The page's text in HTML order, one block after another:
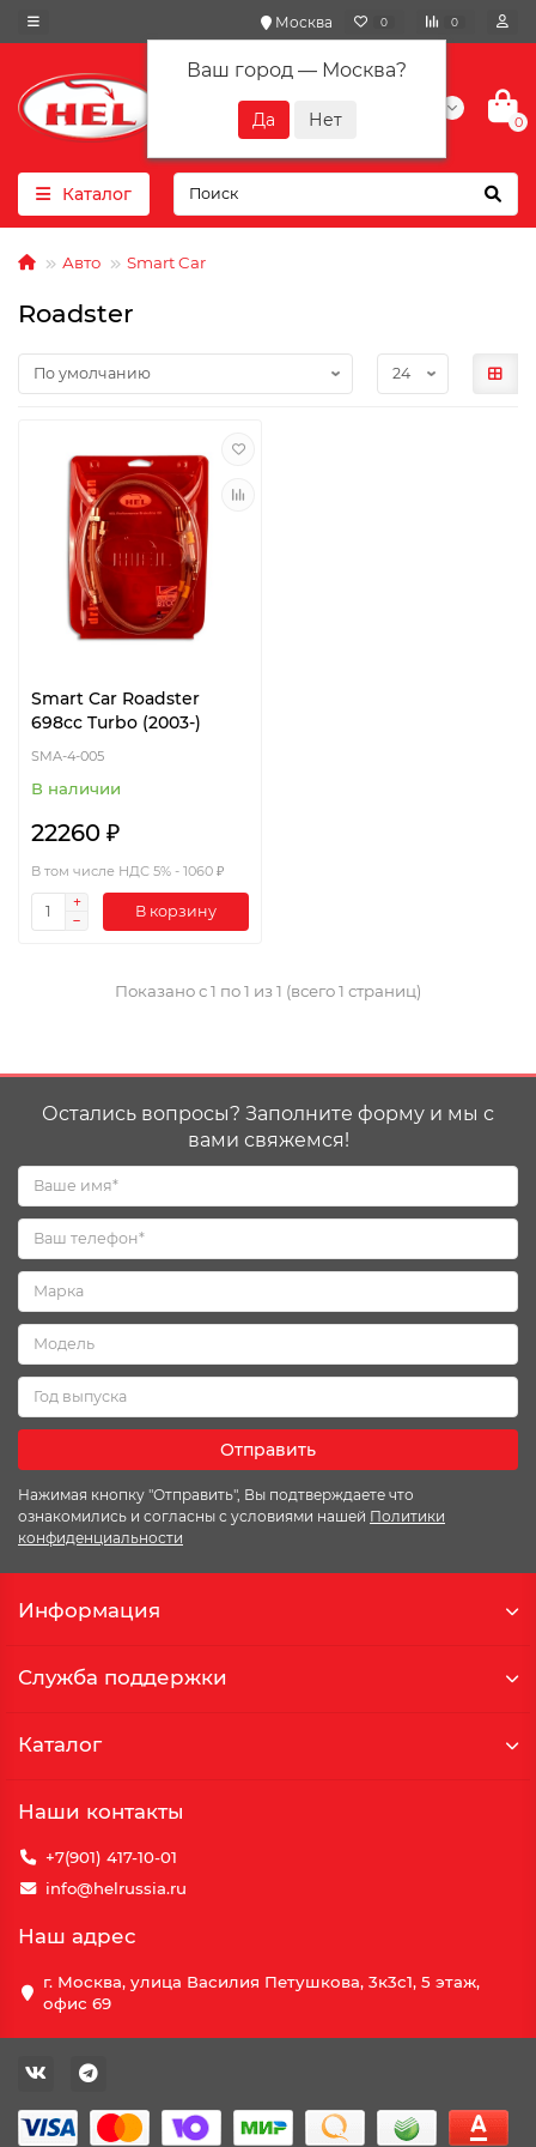
Москва
Ваш город — Москва?
0 0
+7(901) 417-10-01
0
Каталог
Авто Smart Car
Roadster
Smart Car Roadster
698cc Turbo (2003-)
SMA-4-005
В наличии
22260 ₽
В том числе НДС 5% - 1060 ₽
В корзину
Показано с 1 по 1 из 1 (всего 1 страниц)
Остались вопросы? Заполните форму и мы с
вами свяжемся!
Отправить
Нажимая кнопку "Отправить", Вы подтверждаете что
ознакомились и согласны с условиями нашей Политики
конфиденциальности
Информация
Служба поддержки
Каталог
Наши контакты
+7(901) 417-10-01
info@helrussia.ru
Наш адрес
г. Москва, улица Василия Петушкова, 3к3c1, 5 этаж,
офис 69